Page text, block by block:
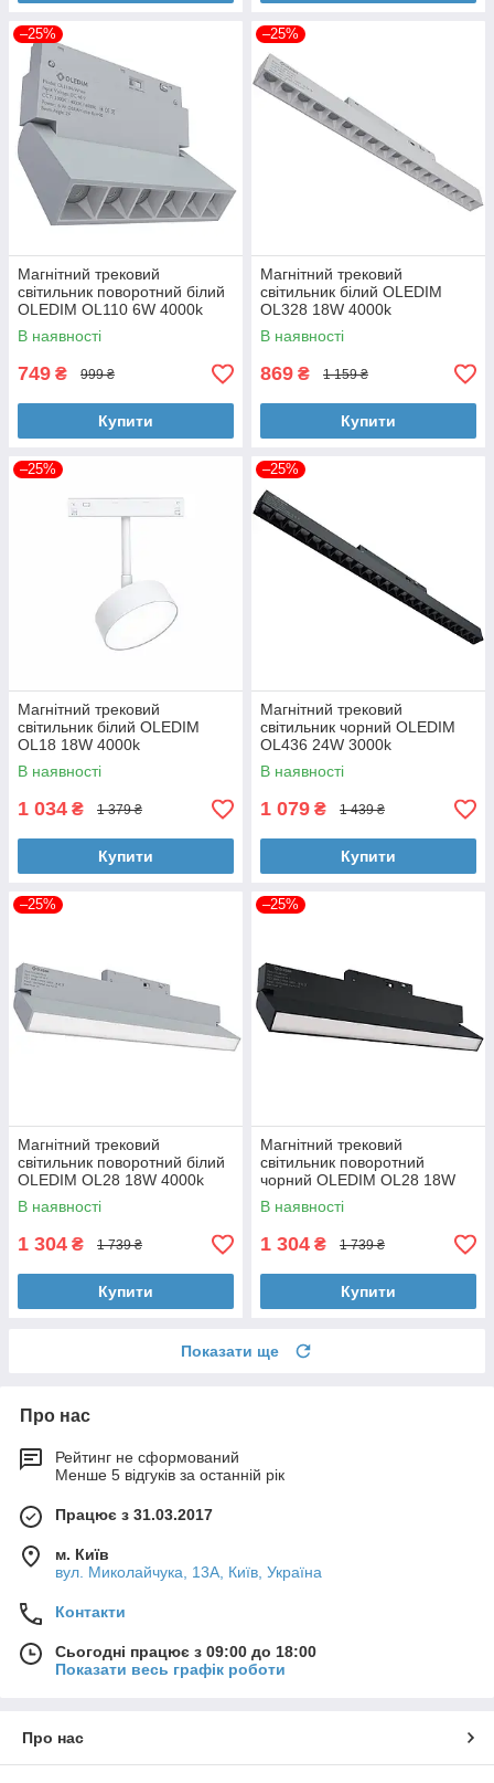
–25%
Магнітний трековий
світильник поворотний білий
OLEDIM OL110 6W 4000k
В наявності
749 ₴ 999 ₴
Купити
–25%
Магнітний трековий
світильник білий OLEDIM
OL328 18W 4000k
В наявності
869 ₴ 1 159 ₴
Купити
–25%
Магнітний трековий
світильник білий OLEDIM
OL18 18W 4000k
В наявності
1 034 ₴ 1 379 ₴
Купити
–25%
Магнітний трековий
світильник чорний OLEDIM
OL436 24W 3000k
В наявності
1 079 ₴ 1 439 ₴
Купити
–25%
Магнітний трековий
світильник поворотний білий
OLEDIM OL28 18W 4000k
В наявності
1 304 ₴ 1 739 ₴
Купити
–25%
Магнітний трековий
світильник поворотний
чорний OLEDIM OL28 18W
4000k
В наявності
1 304 ₴ 1 739 ₴
Купити
Показати ще
Про нас
Рейтинг не сформований
Менше 5 відгуків за останній рік
Працює з 31.03.2017
м. Київ
вул. Миколайчука, 13А, Київ, Україна
Контакти
Сьогодні працює з 09:00 до 18:00
Показати весь графік роботи
Про нас